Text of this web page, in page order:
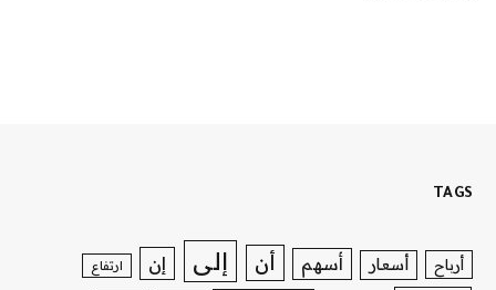
TAGS
أرباح أسعار أسهم أن إلى إن ارتفاع